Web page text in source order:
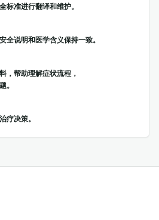
标准进行翻译和维护。
全说明和医学含义保持一致。
，帮助理解症状流程，
。
疗决策。